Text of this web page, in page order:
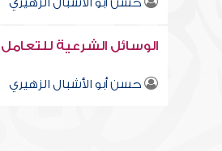
حسن أبو الأشبال الزهيري
الوسائل الشرعية للتعامل
حسن أبو الأشبال الزهيري